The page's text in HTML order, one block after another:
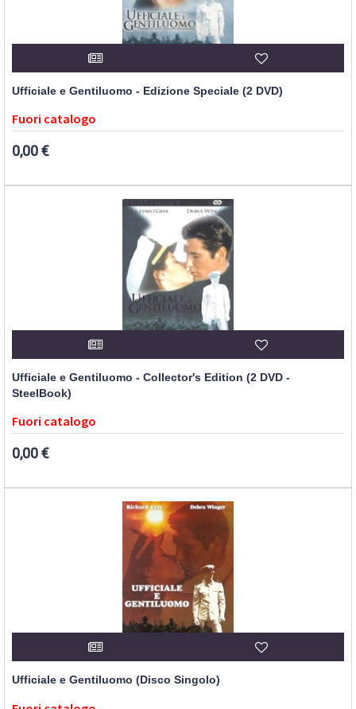
Ufficiale e Gentiluomo - Edizione Speciale (2 DVD)
Fuori catalogo
0,00 €
Ufficiale e Gentiluomo - Collector's Edition (2 DVD -
SteelBook)
Fuori catalogo
0,00 €
Ufficiale e Gentiluomo (Disco Singolo)